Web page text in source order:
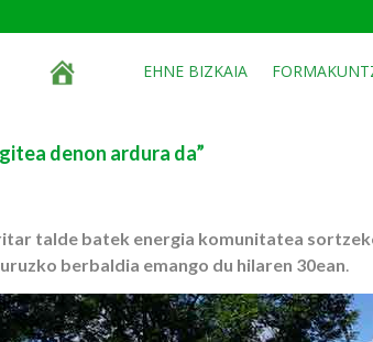
EHNE BIZKAIA
denon ardura da”
talde batek energia komunitatea
berbaldia emango du hilaren 30ean.